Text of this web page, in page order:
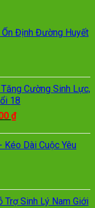
Ổn Định Đường Huyết
Cường Sinh Lực,
18
₫.
₫Giá
tại
là:
Dài Cuộc Yêu
Trợ Sinh Lý Nam Giới